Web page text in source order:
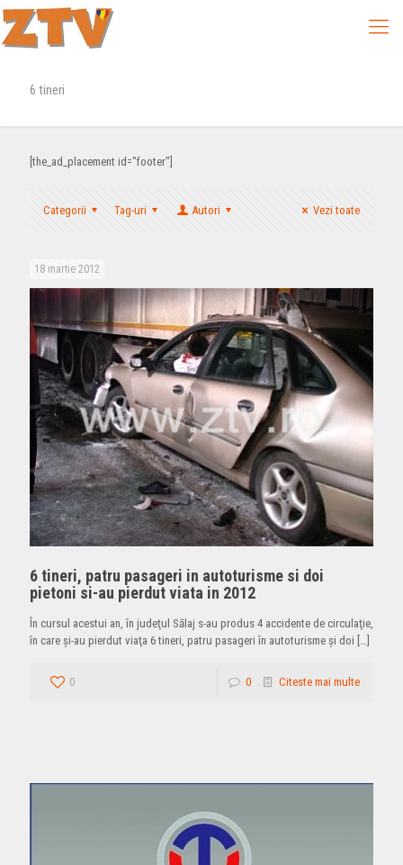
6 tineri
[the_ad_placement id="footer"]
Categorii Tag-uri Autori Vezi toate
18 martie 2012
6 tineri, patru pasageri in autoturisme si doi
pietoni si-au pierdut viata in 2012
În cursul acestui an, în judeţul Sălaj s-au produs 4 accidente de circulaţie,
în care şi-au pierdut viaţa 6 tineri, patru pasageri în autoturisme şi doi […]
0 0 Citeste mai multe